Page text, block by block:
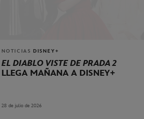
NOTICIAS DISNEY+
EL DIABLO VISTE DE PRADA 2
LLEGA MAÑANA A DISNEY+
28 de julio de 2026